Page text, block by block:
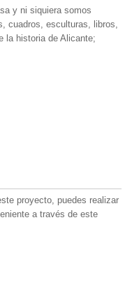
y ni siquiera somos
cuadros, esculturas, libros,
la historia de Alicante;
proyecto, puedes realizar
a través de este